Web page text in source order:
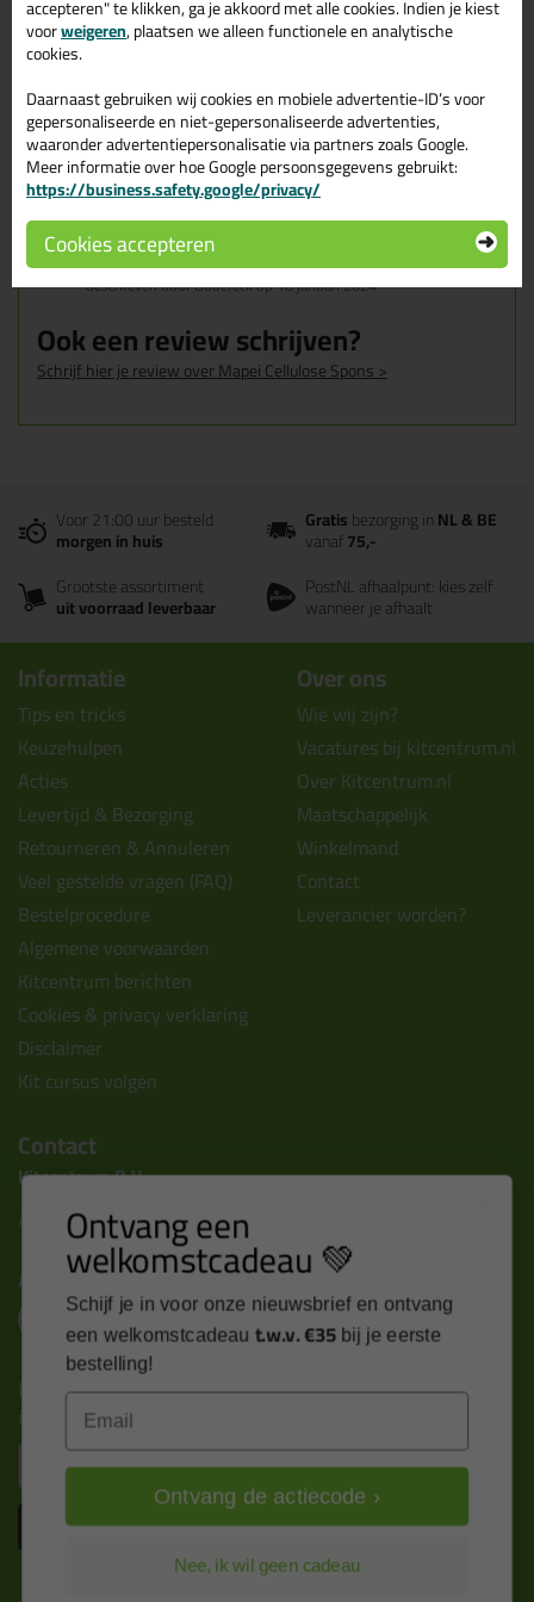
Reviews voor:Mapei Cellulose Spons
Dit product wordt beoordeeld met sterren,
gebaseerd op1review
Geschreven door Bodereck op 18 januari 2024
Ook een review schrijven?
Schrijf hier je review over Mapei Cellulose Spons >
Voor 21:00 uur besteld
morgen in huis
Gratisbezorging inNL & BE
vanaf75,-
Grootste assortiment
uit voorraad leverbaar
PostNL afhaalpunt: kies zelf
wanneer je afhaalt
Informatie
Tips en tricks
Keuzehulpen
Acties
Levertijd & Bezorging
Retourneren & Annuleren
Veel gestelde vragen (FAQ)
Bestelprocedure
Algemene voorwaarden
Kitcentrum berichten
Cookies & privacy verklaring
Disclaimer
Kit cursus volgen
Over ons
Wie wij zijn?
Vacatures bij kitcentrum.nl
Over Kitcentrum.nl
Maatschappelijk
Winkelmand
Contact
Leverancier worden?
Contact
Kitcentrum B.V.
Alle contactgegevens >
Altijd op de hoogte blijven?
Nieuws, tips en exclusieve deals rechtstreeks in je
inbox
Inschrijven
accepteren" te klikken, ga je akkoord met alle cookies. Indien je kiest
voorweigeren, plaatsen we alleen functionele en analytische
cookies.
Daarnaast gebruiken wij cookies en mobiele advertentie-ID’s voor
gepersonaliseerde en niet-gepersonaliseerde advertenties,
waaronder advertentiepersonalisatie via partners zoals Google.
Meer informatie over hoe Google persoonsgegevens gebruikt:
https://business.safety.google/privacy/
Cookies accepteren
Ontvang een
welkomstcadeau 💚
Schijf je in voor onze nieuwsbrief en ontvang
een welkomstcadeau t.w.v. €35 bij je eerste
bestelling!
Ontvang de actiecode ›
Nee, ik wil geen cadeau